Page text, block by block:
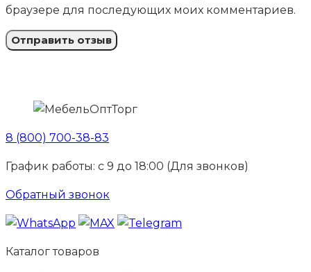
браузере для последующих моих комментариев.
8 (800) 700-38-83
График работы: с 9 до 18:00 (Для звонков)
Обратный звонок
Каталог товаров